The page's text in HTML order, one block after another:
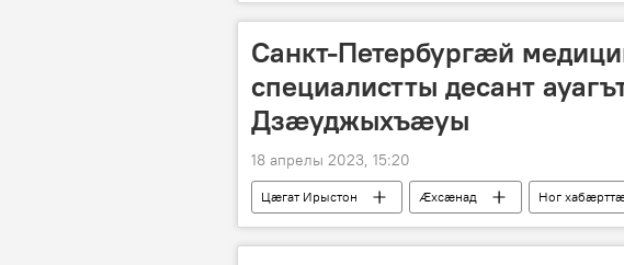
Санкт-Петербургæй
специалистты десант
Дзæуджыхъæуы
18 апрелы 2023, 15:20
Цӕгат Ирыстон Ӕхсӕнад Ног